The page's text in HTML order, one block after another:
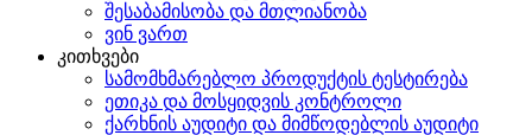
შესაბამისობა და მთლიანობა
ვინ ვართ
კითხვები
სამომხმარებლო პროდუქტის ტესტირება
ეთიკა და მოსყიდვის კონტროლი
ქარხნის აუდიტი და მიმწოდებლის აუდიტი